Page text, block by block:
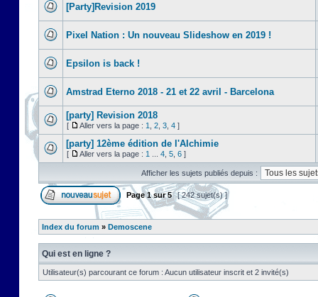
[Party]Revision 2019
Pixel Nation : Un nouveau Slideshow en 2019 !
Epsilon is back !
Amstrad Eterno 2018 - 21 et 22 avril - Barcelona
[party] Revision 2018
[ Aller vers la page : 1 2 3 4 ]
[party] 12ème édition de l'Alchimie
[ Aller vers la page : 1 4 5 6 ]
Afficher les sujets publiés depuis :
Page1sur5 [ 242 sujet(s) ]
Index du forum » Demoscene
Qui est en ligne ?
Utilisateur(s) parcourant ce forum : Aucun utilisateur inscrit et 2 invité(s)